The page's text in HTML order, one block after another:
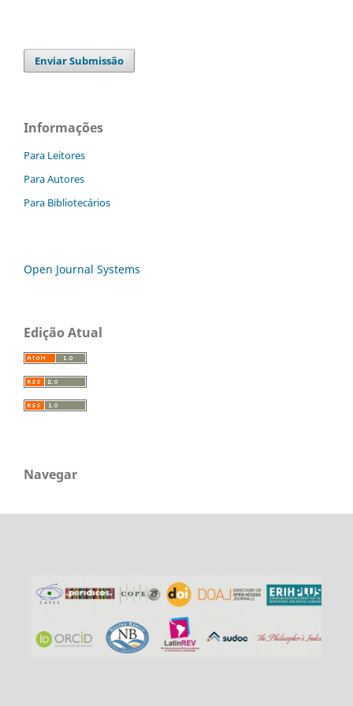
Enviar Submissão
Informações
Para Leitores
Para Autores
Para Bibliotecários
Open Journal Systems
Edição Atual
Navegar